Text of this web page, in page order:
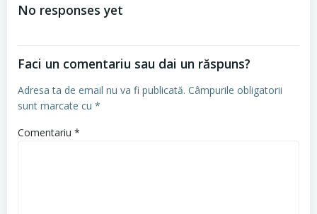
articole
No responses yet
Faci un comentariu sau dai un răspuns?
Adresa ta de email nu va fi publicată. Câmpurile obligatorii
sunt marcate cu *
Comentariu *